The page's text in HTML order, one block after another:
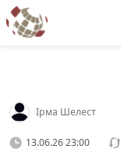
Ірма Шелест
13.06.26 23:00